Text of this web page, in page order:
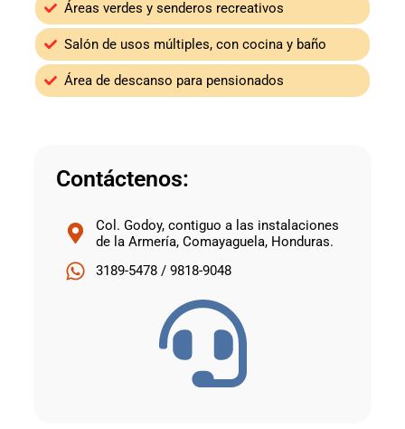
Áreas verdes y senderos recreativos
Salón de usos múltiples, con cocina y baño
Área de descanso para pensionados
Contáctenos:
Col. Godoy, contiguo a las instalaciones
de la Armería, Comayaguela, Honduras.
3189-5478 / 9818-9048